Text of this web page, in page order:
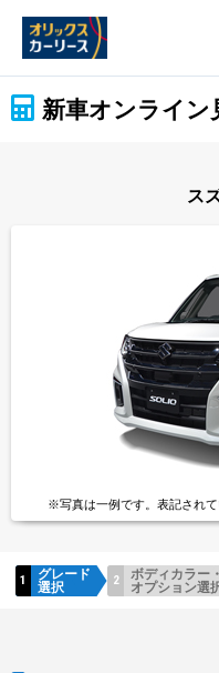
新車オンライン
ス
※写真は一例です。 表記され
グレード
選択
ボディカラー・
オプション選